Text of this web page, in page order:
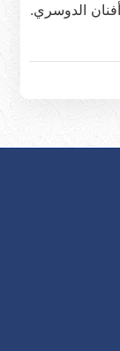
الدوسري.